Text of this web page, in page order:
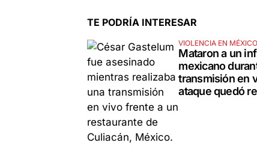
TE PODRÍA INTERESAR
VIOLENCIA EN MÉXICO
Mataron a un
mexicano
transmisión en
ataque quedó